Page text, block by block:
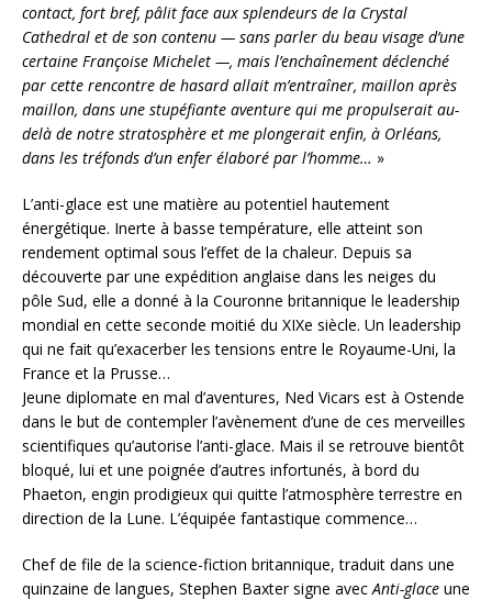
contact, fort bref, pâlit face aux splendeurs de la Crystal
Cathedral et de son contenu — sans parler du beau visage d’une
certaine Françoise Michelet —, mais l’enchaînement déclenché
par cette rencontre de hasard allait m’entraîner, maillon après
maillon, dans une stupéfiante aventure qui me propulserait au-
delà de notre stratosphère et me plongerait enfin, à Orléans,
dans les tréfonds d’un enfer élaboré par l’homme… »
L’anti-glace est une matière au potentiel hautement
énergétique. Inerte à basse température, elle atteint son
rendement optimal sous l’effet de la chaleur. Depuis sa
découverte par une expédition anglaise dans les neiges du
pôle Sud, elle a donné à la Couronne britannique le leadership
mondial en cette seconde moitié du XIXe siècle. Un leadership
qui ne fait qu’exacerber les tensions entre le Royaume-Uni, la
France et la Prusse…
Jeune diplomate en mal d’aventures, Ned Vicars est à Ostende
dans le but de contempler l’avènement d’une de ces merveilles
scientifiques qu’autorise l’anti-glace. Mais il se retrouve bientôt
bloqué, lui et une poignée d’autres infortunés, à bord du
Phaeton, engin prodigieux qui quitte l’atmosphère terrestre en
direction de la Lune. L’équipée fantastique commence…
Chef de file de la science-fiction britannique, traduit dans une
quinzaine de langues, Stephen Baxter signe avec Anti-glace une